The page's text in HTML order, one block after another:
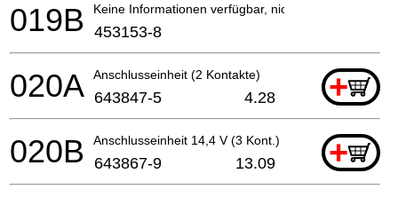
Keine Informationen verfügbar, nicht bestellbar
019B 453153-8
Anschlusseinheit (2 Kontakte) +
020A 643847-5 4.28
Anschlusseinheit 14,4 V (3 Kont.) +
020B 643867-9 13.09